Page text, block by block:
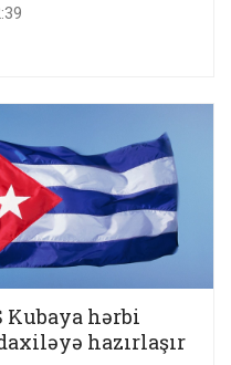
Kubaya hərbi
hazırlaşır